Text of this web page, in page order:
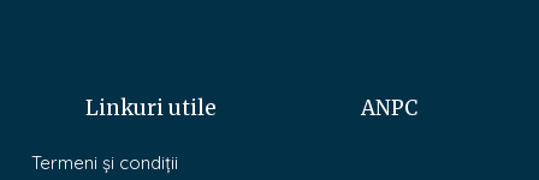
Linkuri utile
Termeni și condiții
ANPC